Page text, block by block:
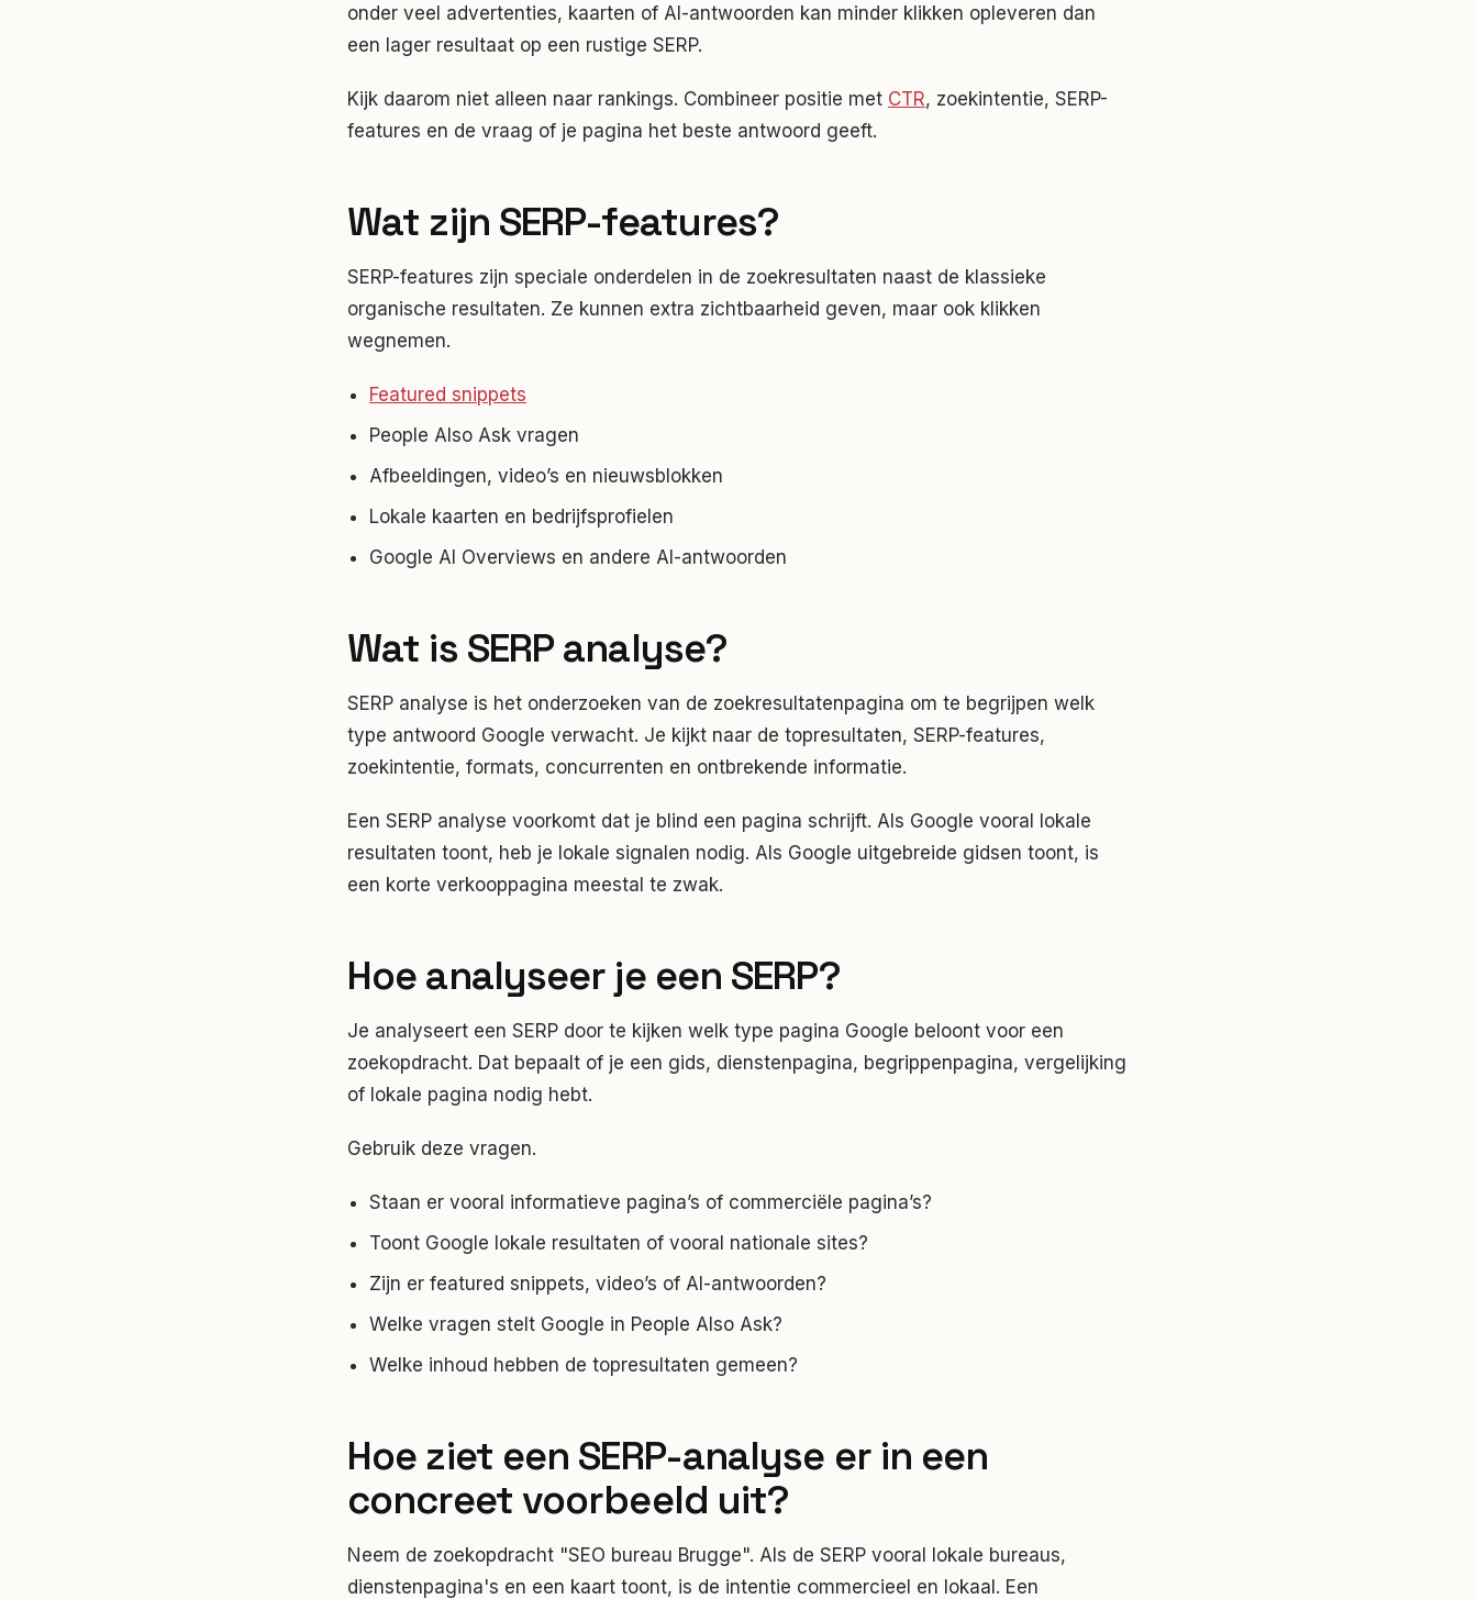
onder veel advertenties, kaarten of AI-antwoorden kan minder klikken opleveren dan
een lager resultaat op een rustige SERP.
Kijk daarom niet alleen naar rankings. Combineer positie met CTR, zoekintentie, SERP-
features en de vraag of je pagina het beste antwoord geeft.
Wat zijn SERP-features?
SERP-features zijn speciale onderdelen in de zoekresultaten naast de klassieke
organische resultaten. Ze kunnen extra zichtbaarheid geven, maar ook klikken
wegnemen.
Featured snippets
People Also Ask vragen
Afbeeldingen, video’s en nieuwsblokken
Lokale kaarten en bedrijfsprofielen
Google AI Overviews en andere AI-antwoorden
Wat is SERP analyse?
SERP analyse is het onderzoeken van de zoekresultatenpagina om te begrijpen welk
type antwoord Google verwacht. Je kijkt naar de topresultaten, SERP-features,
zoekintentie, formats, concurrenten en ontbrekende informatie.
Een SERP analyse voorkomt dat je blind een pagina schrijft. Als Google vooral lokale
resultaten toont, heb je lokale signalen nodig. Als Google uitgebreide gidsen toont, is
een korte verkooppagina meestal te zwak.
Hoe analyseer je een SERP?
Je analyseert een SERP door te kijken welk type pagina Google beloont voor een
zoekopdracht. Dat bepaalt of je een gids, dienstenpagina, begrippenpagina, vergelijking
of lokale pagina nodig hebt.
Gebruik deze vragen.
Staan er vooral informatieve pagina’s of commerciële pagina’s?
Toont Google lokale resultaten of vooral nationale sites?
Zijn er featured snippets, video’s of AI-antwoorden?
Welke vragen stelt Google in People Also Ask?
Welke inhoud hebben de topresultaten gemeen?
Hoe ziet een SERP-analyse er in een
concreet voorbeeld uit?
Neem de zoekopdracht "SEO bureau Brugge". Als de SERP vooral lokale bureaus,
dienstenpagina's en een kaart toont, is de intentie commercieel en lokaal. Een